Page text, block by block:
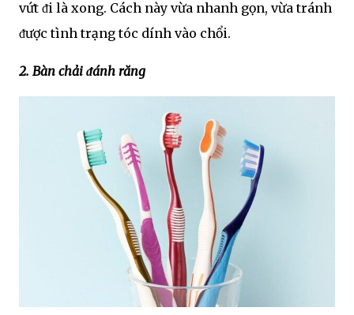
vứt ᵭi là xong. Cách này vừa nhanh gọn, vừa tránh
ᵭược tình trạng tóc dính vào chổi.
2. Bàn chải ᵭánh răng